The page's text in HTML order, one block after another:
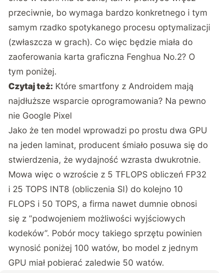
przeciwnie, bo wymaga bardzo konkretnego i tym
samym rzadko spotykanego procesu optymalizacji
(zwłaszcza w grach). Co więc będzie miała do
zaoferowania karta graficzna Fenghua No.2? O
tym poniżej.
Czytaj też: Które smartfony z Androidem mają
najdłuższe wsparcie oprogramowania? Na pewno
nie Google Pixel
Jako że ten model wprowadzi po prostu dwa GPU
na jeden laminat, producent śmiało posuwa się do
stwierdzenia, że wydajność wzrasta dwukrotnie.
Mowa więc o wzroście z 5 TFLOPS obliczeń FP32
i 25 TOPS INT8 (obliczenia SI) do kolejno 10
FLOPS i 50 TOPS, a firma nawet dumnie obnosi
się z “podwojeniem możliwości wyjściowych
kodeków”. Pobór mocy takiego sprzętu powinien
wynosić poniżej 100 watów, bo model z jednym
GPU miał pobierać zaledwie 50 watów.